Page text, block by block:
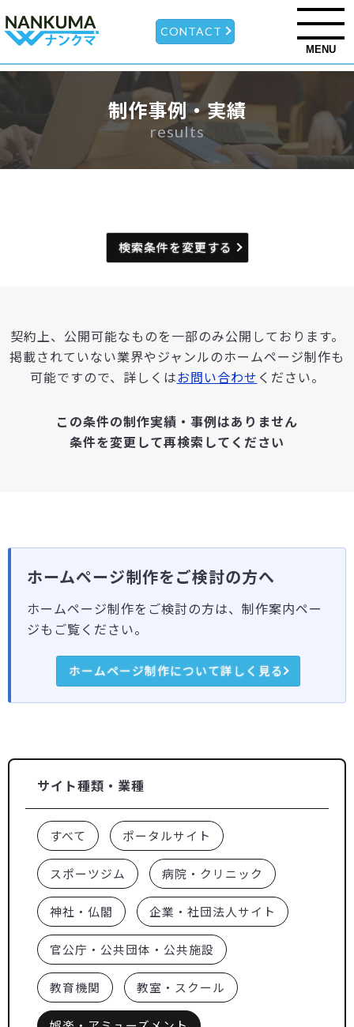
CONTACT
MENU
制作事例・実績
results
検索条件を変更する
契約上、公開可能なものを一部のみ公開しております。
掲載されていない業界やジャンルのホームページ制作も
可能ですので、詳しくはお問い合わせ ください。
この条件の制作実績・事例はありません
条件を変更して再検索してください
ホームページ制作をご検討の方へ
ホームページ制作をご検討の方は、制作案内ペー
ジもご覧ください。
ホームページ制作について詳しく見る
サイト種類・業種
すべて ポータルサイト
スポーツジム 病院・クリニック
神社・仏閣 企業・社団法人サイト
官公庁・公共団体・公共施設
教育機関 教室・スクール